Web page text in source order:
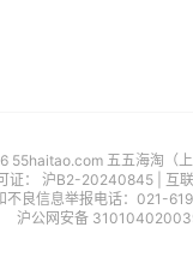
55haitao.com 五五海淘（
证： 沪B2-20240845
互
不良信息举报电话：021-
沪公网安备